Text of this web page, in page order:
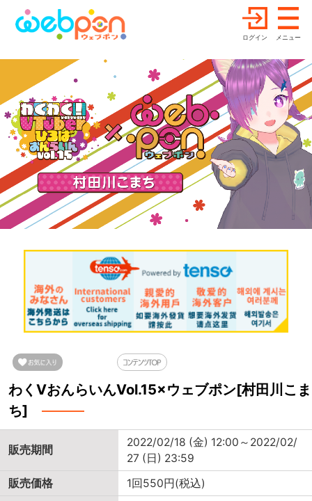
ログイン メニュー
わくVおんらいんVol.15×ウェブポン[村田川こま
ち]
販売期間
2022/02/18 (金) 12:00～2022/02/
27 (日) 23:59
販売価格
1回550円(税込)